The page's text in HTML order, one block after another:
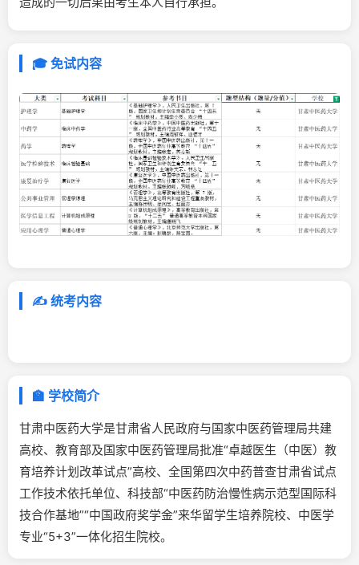
🎓 免试内容
✍️ 统考内容
🏫 学校简介
甘肃中医药大学是甘肃省人民政府与国家中医药管理局共建
高校、教育部及国家中医药管理局批准“卓越医生（中医）教
育培养计划改革试点”高校、全国第四次中药普查甘肃省试点
工作技术依托单位、科技部“中医药防治慢性病示范型国际科
技合作基地”“中国政府奖学金”来华留学生培养院校、中医学
专业“5+3”一体化招生院校。